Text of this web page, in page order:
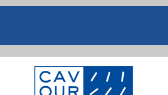
Salta
CHIAMACI